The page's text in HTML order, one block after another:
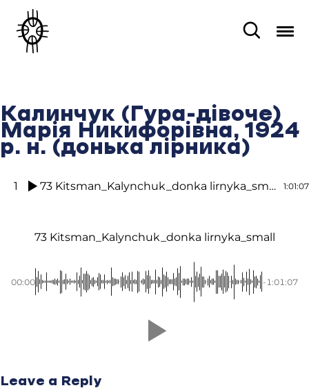
Калинчук (Гура-дівоче)
Марія Никифорівна, 1924
р. н. (донька лірника)
1 73 Kitsman_Kalynchuk_donka lirnyka_small 1:01:07
73 Kitsman_Kalynchuk_donka lirnyka_small
00:00 -1:01:07
Leave a Reply